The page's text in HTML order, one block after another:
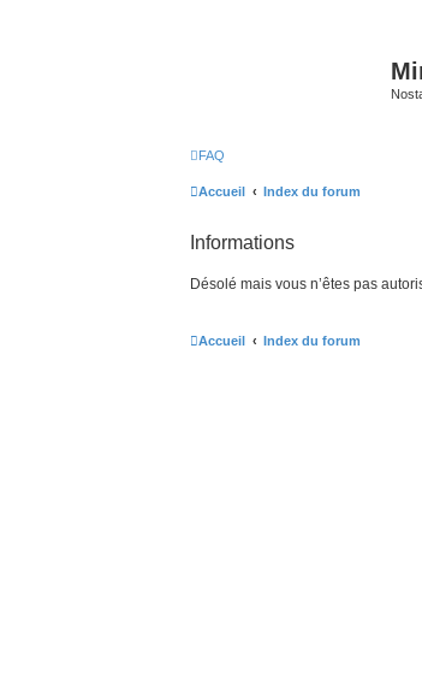
FAQ
Accueil Index du forum
Informations
Désolé mais vous n’êtes pas
Accueil Index du forum